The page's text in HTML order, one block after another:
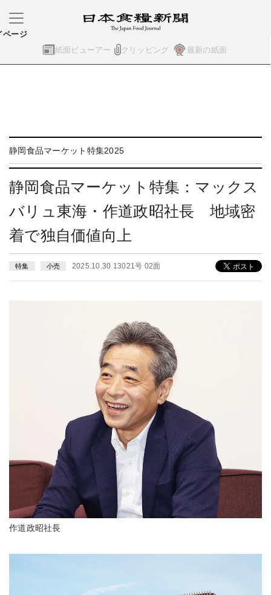
紙面ビューアー クリッピング 最新の紙面
ページ
静岡食品マーケット特集2025
静岡食品マーケット特集：マックス
バリュ東海・作道政昭社長 地域密
着で独自価値向上
特集 小売 2025.10.30 13021号 02面
作道政昭社長